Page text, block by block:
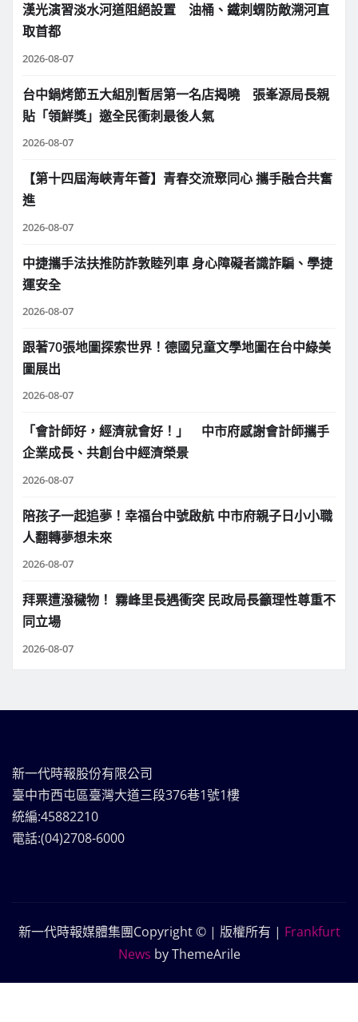
漢光演習淡水河道阻絕設置 油桶、鐵刺蝟防敵溯河直
取首都
2026-08-07
台中鍋烤節五大組別暫居第一名店揭曉 張峯源局長親
貼「領鮮獎」邀全民衝刺最後人氣
2026-08-07
【第十四屆海峽青年薈】青春交流聚同心 攜手融合共奮
進
2026-08-07
中捷攜手法扶推防詐敦睦列車 身心障礙者識詐騙、學捷
運安全
2026-08-07
跟著70張地圖探索世界！德國兒童文學地圖在台中綠美
圖展出
2026-08-07
「會計師好，經濟就會好！」 中市府感謝會計師攜手
企業成長、共創台中經濟榮景
2026-08-07
陪孩子一起追夢！幸福台中號啟航 中市府親子日小小職
人翻轉夢想未來
2026-08-07
拜票遭潑穢物！ 霧峰里長遇衝突 民政局長籲理性尊重不
同立場
2026-08-07
新一代時報股份有限公司
臺中市西屯區臺灣大道三段376巷1號1樓
統編:45882210
電話:(04)2708-6000
新一代時報媒體集團Copyright © | 版權所有 | Frankfurt
News by ThemeArile